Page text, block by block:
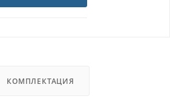
КОМПЛЕКТАЦИЯ